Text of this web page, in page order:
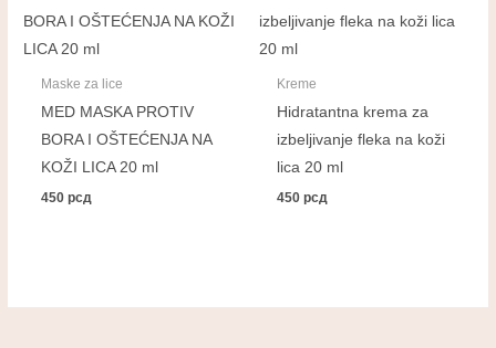
Maske za lice
MED MASKA PROTIV
BORA I OŠTEĆENJA NA
KOŽI LICA 20 ml
450рсд
Kreme
Hidratantna krema za
izbeljivanje fleka na koži
lica 20 ml
450рсд